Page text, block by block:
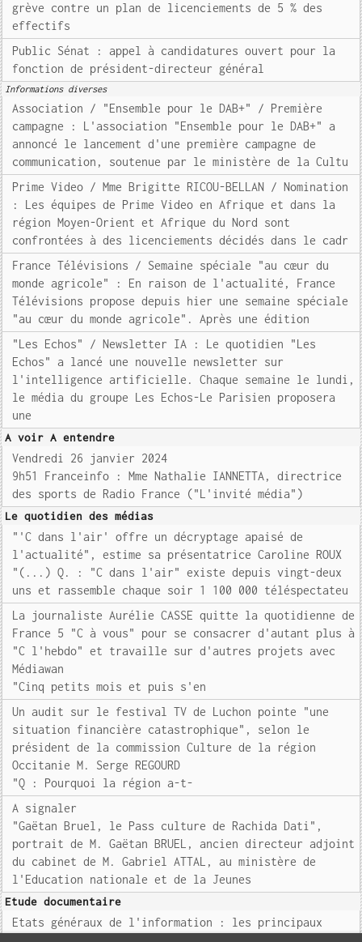
grève contre un plan de licenciements de 5 % des
effectifs
Public Sénat : appel à candidatures ouvert pour la
fonction de président-directeur général
Informations diverses
Association / "Ensemble pour le DAB+" / Première
campagne : L'association "Ensemble pour le DAB+" a
annoncé le lancement d'une première campagne de
communication, soutenue par le ministère de la Cultu
Prime Video / Mme Brigitte RICOU-BELLAN / Nomination
: Les équipes de Prime Video en Afrique et dans la
région Moyen-Orient et Afrique du Nord sont
confrontées à des licenciements décidés dans le cadr
France Télévisions / Semaine spéciale "au cœur du
monde agricole" : En raison de l'actualité, France
Télévisions propose depuis hier une semaine spéciale
"au cœur du monde agricole". Après une édition
"Les Echos" / Newsletter IA : Le quotidien "Les
Echos" a lancé une nouvelle newsletter sur
l'intelligence artificielle. Chaque semaine le lundi,
le média du groupe Les Echos-Le Parisien proposera
une
A voir A entendre
Vendredi 26 janvier 2024
9h51 Franceinfo : Mme Nathalie IANNETTA, directrice
des sports de Radio France ("L'invité média")
Le quotidien des médias
"'C dans l'air' offre un décryptage apaisé de
l'actualité", estime sa présentatrice Caroline ROUX
"(...) Q. : "C dans l'air" existe depuis vingt-deux
uns et rassemble chaque soir 1 100 000 téléspectateu
La journaliste Aurélie CASSE quitte la quotidienne de
France 5 "C à vous" pour se consacrer d'autant plus à
"C l'hebdo" et travaille sur d'autres projets avec
Médiawan
"Cinq petits mois et puis s'en
Un audit sur le festival TV de Luchon pointe "une
situation financière catastrophique", selon le
président de la commission Culture de la région
Occitanie M. Serge REGOURD
"Q : Pourquoi la région a-t-
A signaler
"Gaëtan Bruel, le Pass culture de Rachida Dati",
portrait de M. Gaëtan BRUEL, ancien directeur adjoint
du cabinet de M. Gabriel ATTAL, au ministère de
l'Education nationale et de la Jeunes
Etude documentaire
Etats généraux de l'information : les principaux